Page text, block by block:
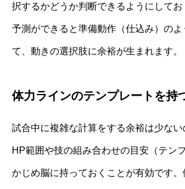
択するかどうか判断できるようにしてお
予測ができると準備動作（仕込み）のよ
て、動きの選択肢に余裕が生まれます。
体力ラインのテンプレートを持
試合中に複雑な計算をする余裕は少ない
HP範囲や技の組み合わせの目安（テン
かじめ脳に持っておくことが有効です